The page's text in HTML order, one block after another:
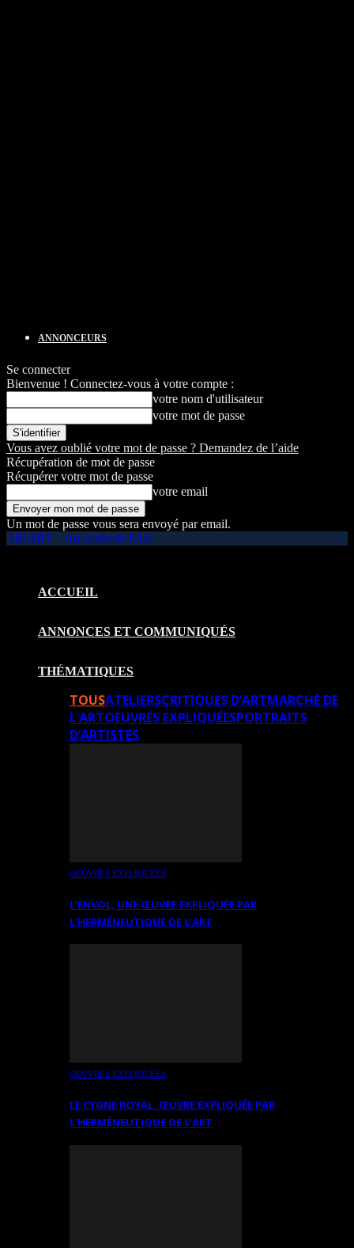
ANNONCEURS
Se connecter
Bienvenue ! Connectez-vous à votre compte :
votre nom d'utilisateur
votre mot de passe
Vous avez oublié votre mot de passe ? Demandez de l’aide
Récupération de mot de passe
Récupérer votre mot de passe
votre email
Un mot de passe vous sera envoyé par email.
HEART – Au coeur de l'Art
ACCUEIL
ANNONCES ET COMMUNIQUÉS
THÉMATIQUES
TOUSATELIERSCRITIQUES D’ARTMARCHÉ DE
L’ARTOEUVRES EXPLIQUÉESPORTRAITS
D’ARTISTES
OEUVRES EXPLIQUÉES
L’ENVOL, UNE ŒUVRE EXPLIQUÉE PAR
L’HERMÉNEUTIQUE DE L’ART
OEUVRES EXPLIQUÉES
LE CYGNE ROYAL. ŒUVRE EXPLIQUÉE PAR
L’HERMÉNEUTIQUE DE L’ART